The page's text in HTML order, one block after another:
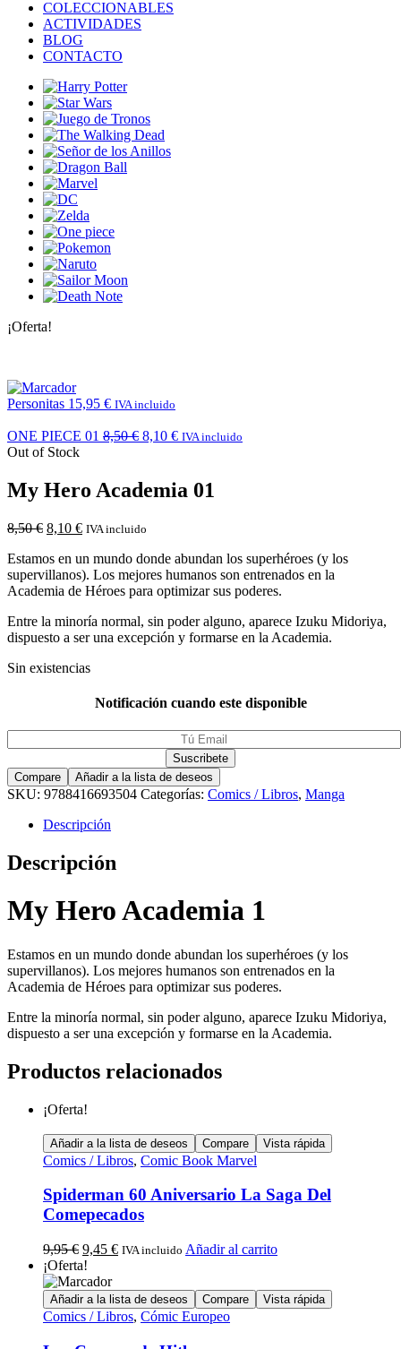
COLECCIONABLES
ACTIVIDADES
BLOG
CONTACTO
¡Oferta!
Personitas 15,95 € IVA incluido
ONE PIECE 01 8,50€ 8,10 € IVA incluido
Out of Stock
My Hero Academia 01
8,50€ 8,10 € IVA incluido
Estamos en un mundo donde abundan los superhéroes (y los
supervillanos). Los mejores humanos son entrenados en la
Academia de Héroes para optimizar sus poderes.
Entre la minoría normal, sin poder alguno, aparece Izuku Midoriya,
dispuesto a ser una excepción y formarse en la Academia.
Sin existencias
Notificación cuando este disponible
Compare Añadir a la lista de deseos
SKU: 9788416693504 Categorías: Comics / Libros, Manga
Descripción
Descripción
My Hero Academia 1
Estamos en un mundo donde abundan los superhéroes (y los
supervillanos). Los mejores humanos son entrenados en la
Academia de Héroes para optimizar sus poderes.
Entre la minoría normal, sin poder alguno, aparece Izuku Midoriya,
dispuesto a ser una excepción y formarse en la Academia.
Productos relacionados
¡Oferta!
Añadir a la lista de deseos Compare Vista rápida
Comics / Libros, Comic Book Marvel
Spiderman 60 Aniversario La Saga Del
Comepecados
9,95€ 9,45 € IVA incluido Añadir al carrito
¡Oferta!
Añadir a la lista de deseos Compare Vista rápida
Comics / Libros, Cómic Europeo